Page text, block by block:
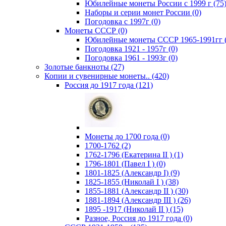
Юбилейные монеты России с 1999 г (75)
Наборы и серии монет России (0)
Погодовка c 1997г (0)
Монеты СССР (0)
Юбилейные монеты СССР 1965-1991гг
Погодовка 1921 - 1957г (0)
Погодовка 1961 - 1993г (0)
Золотые банкноты (27)
Копии и сувенирные монеты.. (420)
Россия до 1917 года (121)
Монеты до 1700 года (0)
1700-1762 (2)
1762-1796 (Екатерина II ) (1)
1796-1801 (Павел I ) (0)
1801-1825 (Александр I) (9)
1825-1855 (Николай I ) (38)
1855-1881 (Александр II ) (30)
1881-1894 (Александр III ) (26)
1895 -1917 (Николай II ) (15)
Разное, Россия до 1917 года (0)